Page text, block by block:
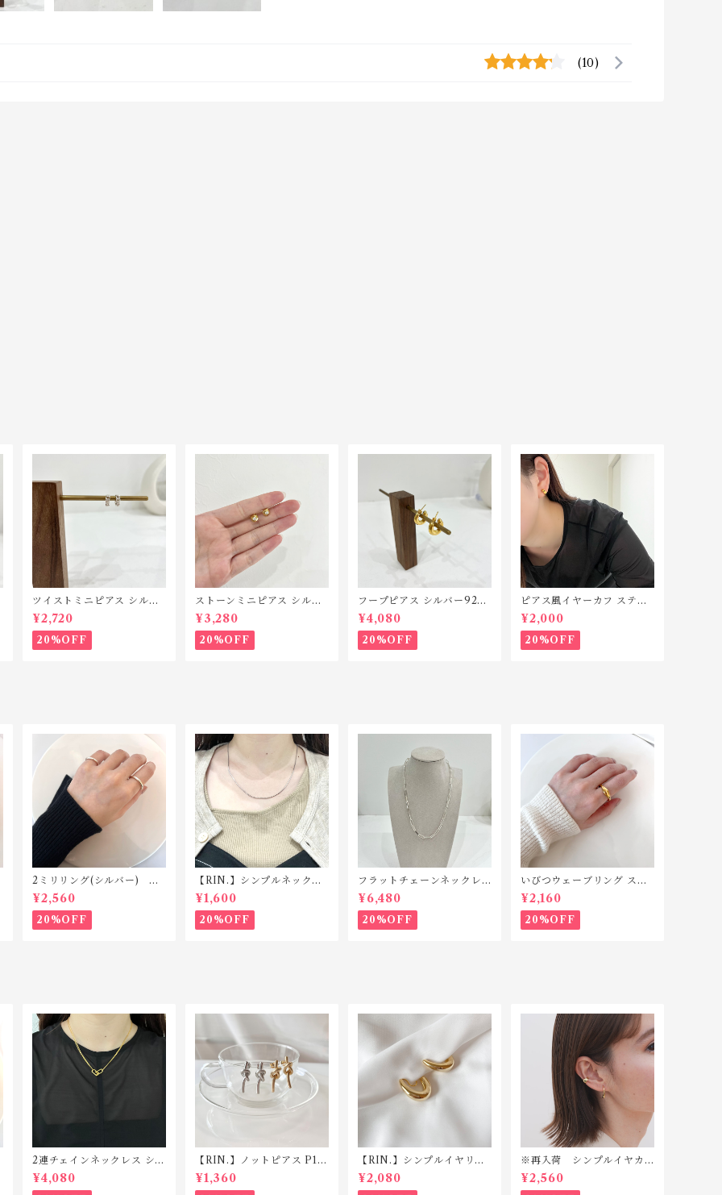
(10)
ツイストミニピアス シルバ
ー925 P184
¥2,720
20%OFF
ストーンミニピアス シルバ
ー925 P181
¥3,280
20%OFF
フープピアス シルバー925
P132
¥4,080
20%OFF
ピアス風イヤーカフ ステン
レス SP212
¥2,000
20%OFF
2ミリリング(シルバー) R1
18 silver925
¥2,560
20%OFF
【RIN.】シンプルネックレ
ス Ｎ001
¥1,600
20%OFF
フラットチェーンネックレ
ス シルバー925 N042
¥6,480
20%OFF
いびつウェーブリング ステ
ンレス SR010
¥2,160
20%OFF
2連チェインネックレス シル
バー925 N039
¥4,080
【RIN.】ノットピアス P16
6
¥1,360
【RIN.】シンプルイヤリン
グ TE002
¥2,080
※再入荷 シンプルイヤカ
フ silver925 TC007(片耳
用)
¥2,560